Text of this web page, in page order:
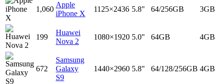
1,060
Apple
iPhone X
1125×2436 5.8" 64/256GB 3GB
199
Huawei
Nova 2
1080×1920 5.0" 64GB 4GB
672
Samsung
Galaxy
S9
1440×2960 5.8" 64/128/256GB 4GB